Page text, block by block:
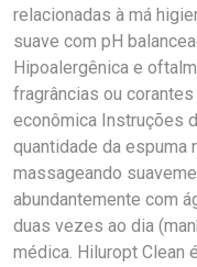
relacionadas à má
suave com pH
Hipoalergênica e
fragrâncias ou
econômica Instruções
quantidade da espuma
massageando
abundantemente com
duas vezes ao dia
médica. Hiluropt Clean